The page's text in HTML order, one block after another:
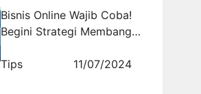
Bisnis Online Wajib Coba!
Begini Strategi Membangun
menggunakan Website
Tips 11/07/2024